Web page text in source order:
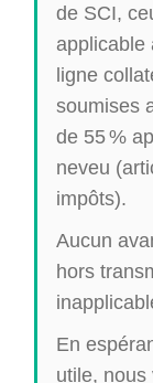
de SCI,
applicable
ligne
soumises
de 55 %
neveu
impôts).
Aucun
hors
En
utile, nous